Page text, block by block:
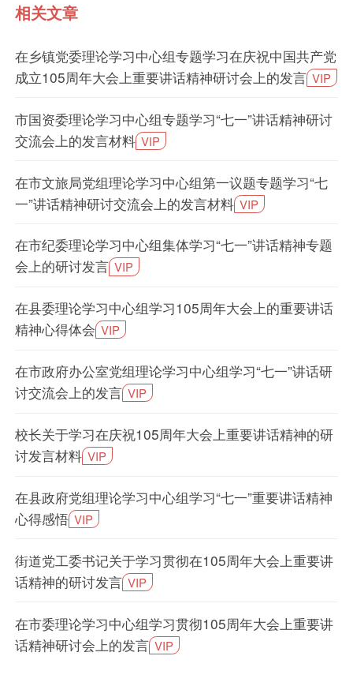
相关文章
在乡镇党委理论学习中心组专题学习在庆祝中国共产党
成立105周年大会上重要讲话精神研讨会上的发言 VIP
市国资委理论学习中心组专题学习“七一”讲话精神研讨
交流会上的发言材料 VIP
在市文旅局党组理论学习中心组第一议题专题学习“七
一”讲话精神研讨交流会上的发言材料 VIP
在市纪委理论学习中心组集体学习“七一”讲话精神专题
会上的研讨发言 VIP
在县委理论学习中心组学习105周年大会上的重要讲话
精神心得体会 VIP
在市政府办公室党组理论学习中心组学习“七一”讲话研
讨交流会上的发言 VIP
校长关于学习在庆祝105周年大会上重要讲话精神的研
讨发言材料 VIP
在县政府党组理论学习中心组学习“七一”重要讲话精神
心得感悟 VIP
街道党工委书记关于学习贯彻在105周年大会上重要讲
话精神的研讨发言 VIP
在市委理论学习中心组学习贯彻105周年大会上重要讲
话精神研讨会上的发言 VIP